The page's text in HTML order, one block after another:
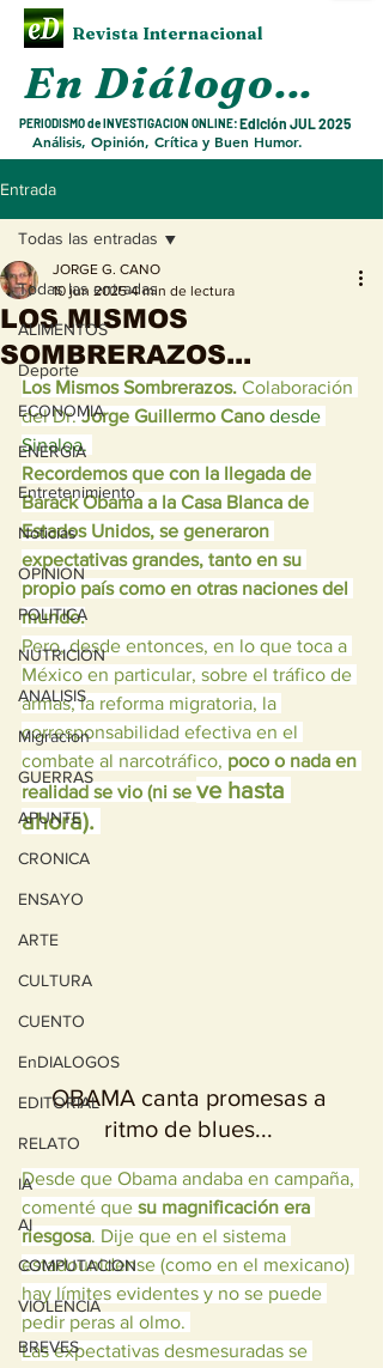
Revista Internacional
En Diálogo...
PERIODISMO de INVESTIGACION ONLINE:Edición JUL2025
Análisis, Opinión, Crítica y Buen Humor.
Subir arriba
Entrada
Todas las entradas
ALIMENTOS
Deporte
ECONOMIA
ENERGIA
Entretenimiento
Noticias
OPINION
POLITICA
NUTRICION
ANALISIS
Migracion
GUERRAS
APUNTE
CRONICA
ENSAYO
ARTE
CULTURA
CUENTO
EnDIALOGOS
EDITORIAL
RELATO
IA
AI
COMPUTACION
VIOLENCIA
BREVES
Todas las entradas
LOS MISMOS
SOMBRERAZOS...
JORGE G. CANO
10 jun 2025 4 min de lectura
Los Mismos Sombrerazos. Colaboración
del Dr. Jorge Guillermo Cano desde
Sinaloa.
Recordemos que con la llegada de
Barack Obama a la Casa Blanca de
Estados Unidos, se generaron
expectativas grandes, tanto en su
propio país como en otras naciones del
mundo.
Pero, desde entonces, en lo que toca a
México en particular, sobre el tráfico de
armas, la reforma migratoria, la
corresponsabilidad efectiva en el
combate al narcotráfico, poco o nada en
realidad se vio (ni se ve hasta
ahora).
OBAMA canta promesas a
ritmo de blues...
Desde que Obama andaba en campaña,
comenté que su magnificación era
riesgosa. Dije que en el sistema
estadounidense (como en el mexicano)
hay límites evidentes y no se puede
pedir peras al olmo.
Las expectativas desmesuradas se